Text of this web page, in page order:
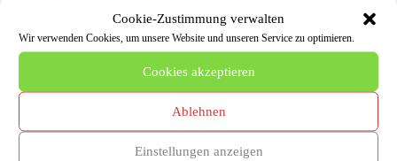
Cookie-Zustimmung verwalten
Wir verwenden Cookies, um unsere Website und unseren Service zu optimieren.
Cookies akzeptieren
Ablehnen
Einstellungen anzeigen
Ja, die Sitzplatzwahl läuft ebenfalls über die ausführende Airline. Je
nach Tarif ist sie kostenlos oder kostenpflichtig. Mehr dazu findest du
auf unserer Seite zurSitzplatzreservierung.
Wie viel Gepäck darf ich mitnehmen?
Die Freigepäckmenge richtet sich nach dem gebuchten Tarif und der
jeweiligen Airline, nicht nach Urlaubsguru. Prüfe deine
Buchungsunterlagen und die Vorgaben der Fluggesellschaft. Einen